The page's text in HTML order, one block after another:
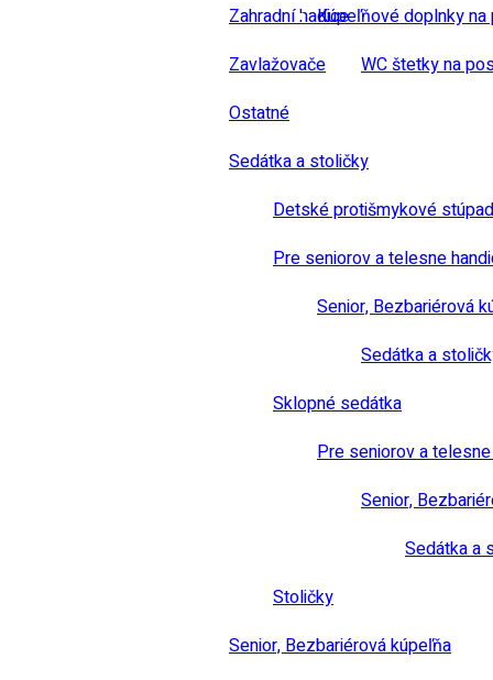
Zahradní hadice
Zavlažovače
Kúpeľňové doplnky
WC štetky na
Ostatné
Sedátka a stoličky
Detské protišmykové
Pre seniorov a telesne
Senior, Bezbariérová
Sedátka a
Sklopné sedátka
Pre seniorov a
Senior,
Sedátka a
Stoličky
Senior, Bezbariérová kúpeľňa